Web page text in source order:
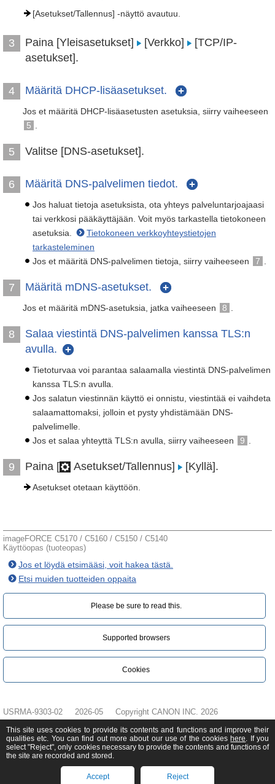
[Asetukset/Tallennus] -näyttö avautuu.
3 Paina [Yleisasetukset] [Verkko]
[TCP/IP-
asetukset].
4 Määritä DHCP-lisäasetukset.
Jos et määritä DHCP-lisäasetusten asetuksia, siirry vaiheeseen
5
5 Valitse [DNS-asetukset].
6 Määritä DNS-palvelimen tiedot.
Jos haluat tietoja asetuksista, ota yhteys palveluntarjoajaasi
tai verkkosi pääkäyttäjään. Voit myös tarkastella tietokoneen
asetuksia.
Tietokoneen verkkoyhteystietojen
tarkasteleminen
Jos et määritä DNS-palvelimen tietoja, siirry vaiheeseen
7
7 Määritä mDNS-asetukset.
Jos et määritä mDNS-asetuksia, jatka vaiheeseen 8
8
Salaa viestintä DNS-palvelimen kanssa TLS:n
avulla.
Tietoturvaa voi parantaa salaamalla viestintä DNS-palvelimen
kanssa TLS:n avulla.
Jos salatun viestinnän käyttö ei onnistu, viestintää ei vaihdeta
salaamattomaksi, jolloin et pysty yhdistämään DNS-
palvelimelle.
Jos et salaa yhteyttä TLS:n avulla, siirry vaiheeseen
9
9 Paina [ Asetukset/Tallennus] [Kyllä].
Asetukset otetaan käyttöön.
imageFORCE C5170 / C5160 / C5150 / C5140
Käyttöopas (tuoteopas)
Jos et löydä etsimääsi, voit hakea tästä.
Etsi muiden tuotteiden oppaita
Please be sure to read this.‎
Supported browsers
Cookies
USRMA-9303-02 2026-05 Copyright CANON INC. 2026
This site uses cookies to provide its contents and functions and improve their
qualities etc. You can find out more about our use of the cookies here. If you
select "Reject", only cookies necessary to provide the contents and functions of
the site are recorded and stored.
Accept Reject